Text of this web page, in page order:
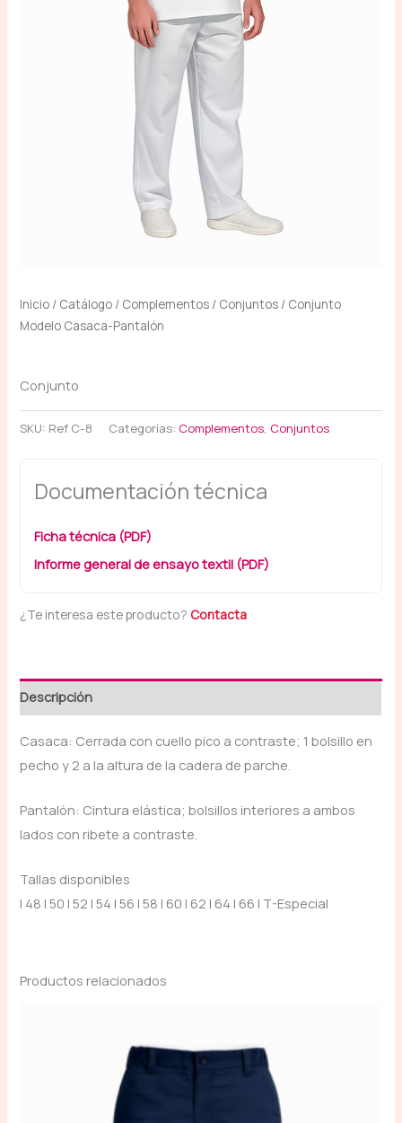
Inicio / Catálogo / Complementos / Conjuntos / Conjunto
Modelo Casaca-Pantalón
Conjunto
SKU: Ref C-8 Categorías: Complementos, Conjuntos
Documentación técnica
Ficha técnica (PDF)
Informe general de ensayo textil (PDF)
¿Te interesa este producto? Contacta
Descripción
Casaca: Cerrada con cuello pico a contraste; 1 bolsillo en
pecho y 2 a la altura de la cadera de parche.
Pantalón: Cintura elástica; bolsillos interiores a ambos
lados con ribete a contraste.
Tallas disponibles
| 48 | 50 | 52 | 54 | 56 | 58 | 60 | 62 | 64 | 66 | T-Especial
Productos relacionados